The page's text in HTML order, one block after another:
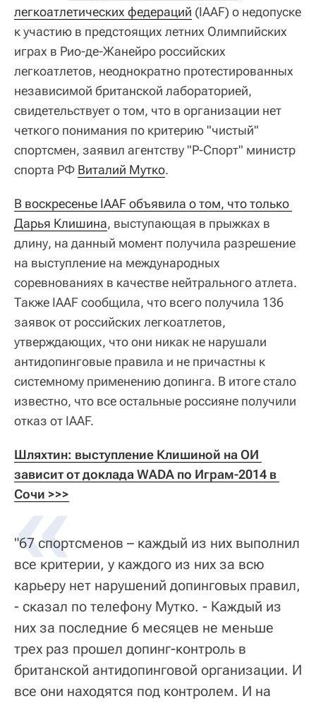
легкоатлетических федераций (IAAF) о недопуске
к участию в предстоящих летних Олимпийских
играх в Рио-де-Жанейро российских
легкоатлетов, неоднократно протестированных
независимой британской лабораторией,
свидетельствует о том, что в организации нет
четкого понимания по критерию "чистый"
спортсмен, заявил агентству "Р-Спорт" министр
спорта РФ Виталий Мутко.
В воскресенье IAAF объявила о том, что только
Дарья Клишина, выступающая в прыжках в
длину, на данный момент получила разрешение
на выступление на международных
соревнованиях в качестве нейтрального атлета.
Также IAAF сообщила, что всего получила 136
заявок от российских легкоатлетов,
утверждающих, что они никак не нарушали
антидопинговые правила и не причастны к
системному применению допинга. В итоге стало
известно, что все остальные россияне получили
отказ от IAAF.
Шляхтин: выступление Клишиной на ОИ
зависит от доклада WADA по Играм-2014 в
Сочи >>>
"67 спортсменов – каждый из них выполнил
все критерии, у каждого из них за всю
карьеру нет нарушений допинговых правил,
- сказал по телефону Мутко. - Каждый из
них за последние 6 месяцев не меньше
трех раз прошел допинг-контроль в
британской антидопинговой организации. И
все они находятся под контролем. И на